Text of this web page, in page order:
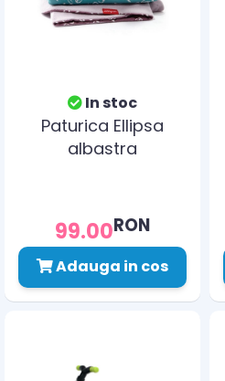
In stoc
Paturica Ellipsa
albastra
99.00RON
Adauga in cos